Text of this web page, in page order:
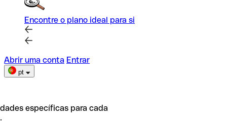
Encontre o plano ideal para si
Abrir uma conta Entrar
pt
específicas para cada